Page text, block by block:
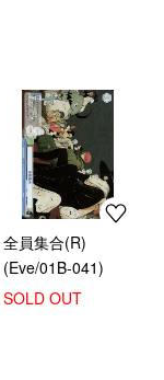
全員集合(R)
(Eve/01B-041)
SOLD OUT